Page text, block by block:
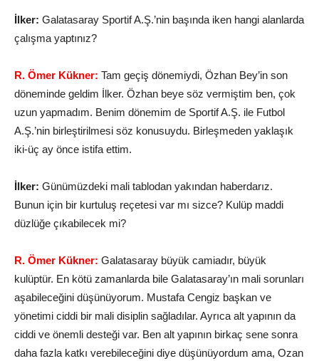
İlker: Galatasaray Sportif A.Ş.’nin başında iken hangi alanlarda
çalışma yaptınız?
R. Ömer Kükner: Tam geçiş dönemiydi, Özhan Bey’in son
döneminde geldim İlker. Özhan beye söz vermiştim ben, çok
uzun yapmadım. Benim dönemim de Sportif A.Ş. ile Futbol
A.Ş.’nin birleştirilmesi söz konusuydu. Birleşmeden yaklaşık
iki-üç ay önce istifa ettim.
İlker: Günümüzdeki mali tablodan yakından haberdarız.
Bunun için bir kurtuluş reçetesi var mı sizce? Kulüp maddi
düzlüğe çıkabilecek mi?
R. Ömer Kükner: Galatasaray büyük camiadır, büyük
kulüptür. En kötü zamanlarda bile Galatasaray’ın mali sorunları
aşabileceğini düşünüyorum. Mustafa Cengiz başkan ve
yönetimi ciddi bir mali disiplin sağladılar. Ayrıca alt yapının da
ciddi ve önemli desteği var. Ben alt yapının birkaç sene sonra
daha fazla katkı verebileceğini diye düşünüyordum ama, Ozan